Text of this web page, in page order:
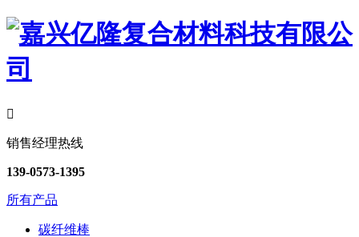

销售经理热线
139-0573-1395
所有产品
碳纤维棒